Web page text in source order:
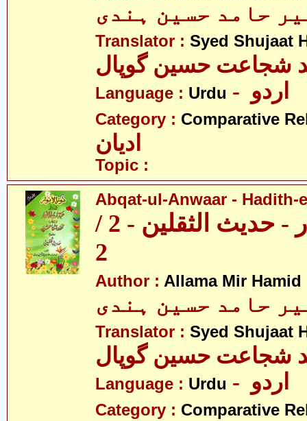
حامد حسین ہندی
Translator : Syed Shujaat
Language : Urdu
Category : Comparative
ادیان
Topic :
Abqat-ul-Anwaar - Hadith-
عبقات الانوار - حدیث الثقلین - 2 /
2
Author : Allama Mir
حامد حسین ہندی
Translator : Syed Shujaat
Language : Urdu
Category : Comparative